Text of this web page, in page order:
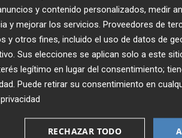
la actualidad de
en tu correo
y contenido personalizados, medir
y mejorar los servicios. Proveedores de
y otros fines, incluido el uso de datos de
Sus elecciones se aplican solo a este
legítimo en lugar del consentimiento;
. Puede retirar su consentimiento en
RECHAZAR TODO